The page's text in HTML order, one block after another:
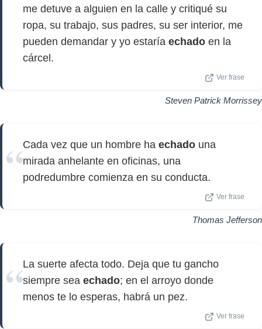
me detuve a alguien en la calle y critiqué su
ropa, su trabajo, sus padres, su ser interior, me
pueden demandar y yo estaría echado en la
cárcel.
Ver frase
Steven Patrick Morrissey
Cada vez que un hombre ha echado una
mirada anhelante en oficinas, una
podredumbre comienza en su conducta.
Ver frase
Thomas Jefferson
La suerte afecta todo. Deja que tu gancho
siempre sea echado; en el arroyo donde
menos te lo esperas, habrá un pez.
Ver frase